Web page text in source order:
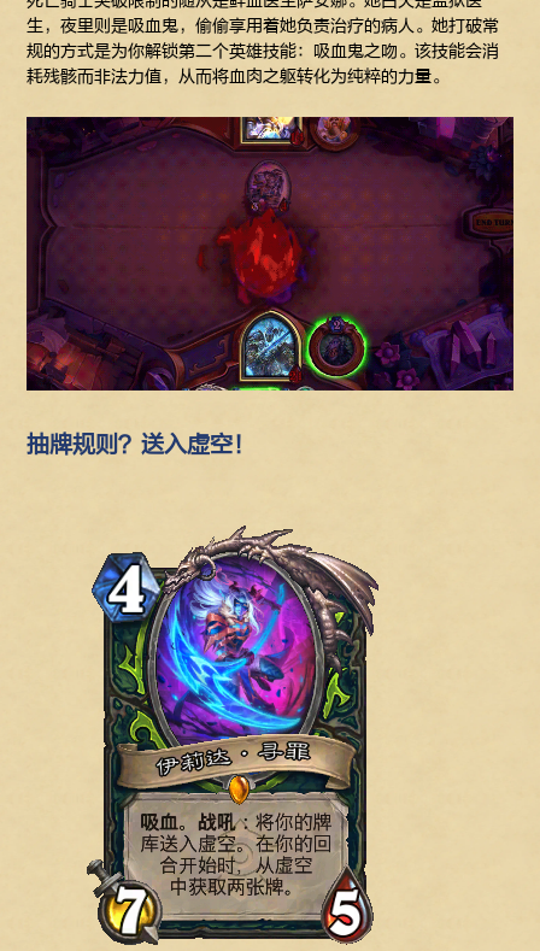
生，夜里则是吸血鬼，偷偷享用着她负责治疗的病人。她打破常
规的方式是为你解锁第二个英雄技能：吸血鬼之吻。该技能会消
耗残骸而非法力值，从而将血肉之躯转化为纯粹的力量。
抽牌规则？送入虚空！